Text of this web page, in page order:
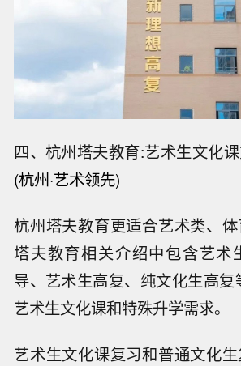
四、杭州塔夫教育:艺术生文化
(杭州·艺术领先)
杭州塔夫教育更适合艺术类、体
塔夫教育相关介绍中包含艺术
导、艺术生高复、纯文化生高
艺术生文化课和特殊升学需求。
艺术生文化课复习和普通文化